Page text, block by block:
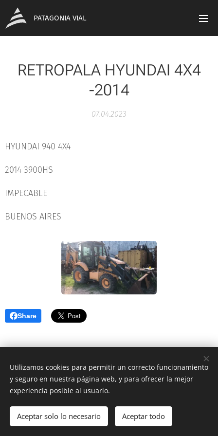
PATAGONIA VIAL
RETROPALA HYUNDAI 4X4
-2014
07.04.2023
HYUNDAI 940 4X4
2014 3900HS
IMPECABLE
BUENOS AIRES
Share
© 2020 San Carlos de Bariloche
Cookies
Utilizamos cookies para permitir un correcto funcionamiento
y seguro en nuestra página web, y para ofrecer la mejor
experiencia posible al usuario.
Aceptar solo lo necesario Aceptar todo